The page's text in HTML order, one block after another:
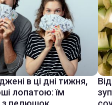
в ці дні тижня,
лопатою: їм